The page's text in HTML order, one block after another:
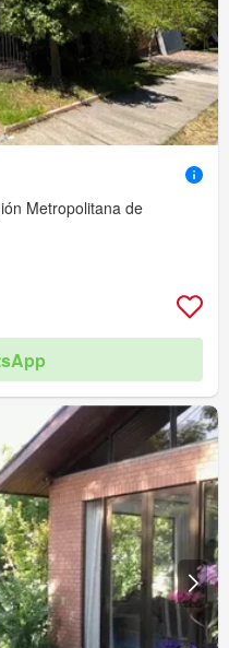
Metropolitana de